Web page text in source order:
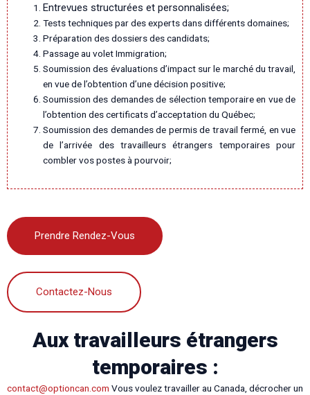
Entrevues structurées et personnalisées;
Tests techniques par des experts dans différents domaines;
Préparation des dossiers des candidats;
Passage au volet Immigration;
Soumission des évaluations d’impact sur le marché du travail,
en vue de l’obtention d’une décision positive;
Soumission des demandes de sélection temporaire en vue de
l’obtention des certificats d’acceptation du Québec;
Soumission des demandes de permis de travail fermé, en vue
de l’arrivée des travailleurs étrangers temporaires pour
combler vos postes à pourvoir;
Prendre Rendez-Vous
Contactez-Nous
Aux travailleurs étrangers
temporaires :
contact@optioncan.com Vous voulez travailler au Canada, décrocher un